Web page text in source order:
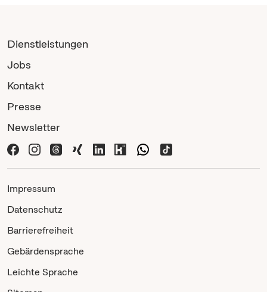
Dienstleistungen
Jobs
Kontakt
Presse
Newsletter
Impressum
Datenschutz
Barrierefreiheit
Gebärdensprache
Leichte Sprache